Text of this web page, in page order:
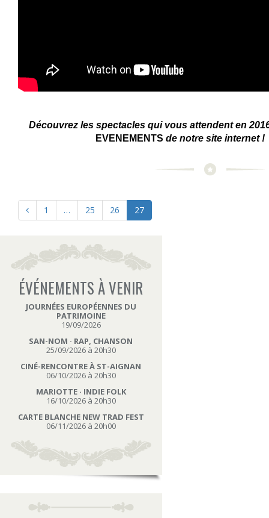
Découvrez les spectacles qui vous attendent en
EVENEMENTS de notre site internet !
1 … 25 26 27
ÉVÉNEMENTS À VENIR
JOURNÉES EUROPÉENNES DU
PATRIMOINE
19/09/2026
SAN-NOM · RAP, CHANSON
25/09/2026 à 20h30
CINÉ-RENCONTRE À ST-AIGNAN
06/10/2026 à 20h30
MARIOTTE · INDIE FOLK
16/10/2026 à 20h30
CARTE BLANCHE NEW TRAD FEST
06/11/2026 à 20h00